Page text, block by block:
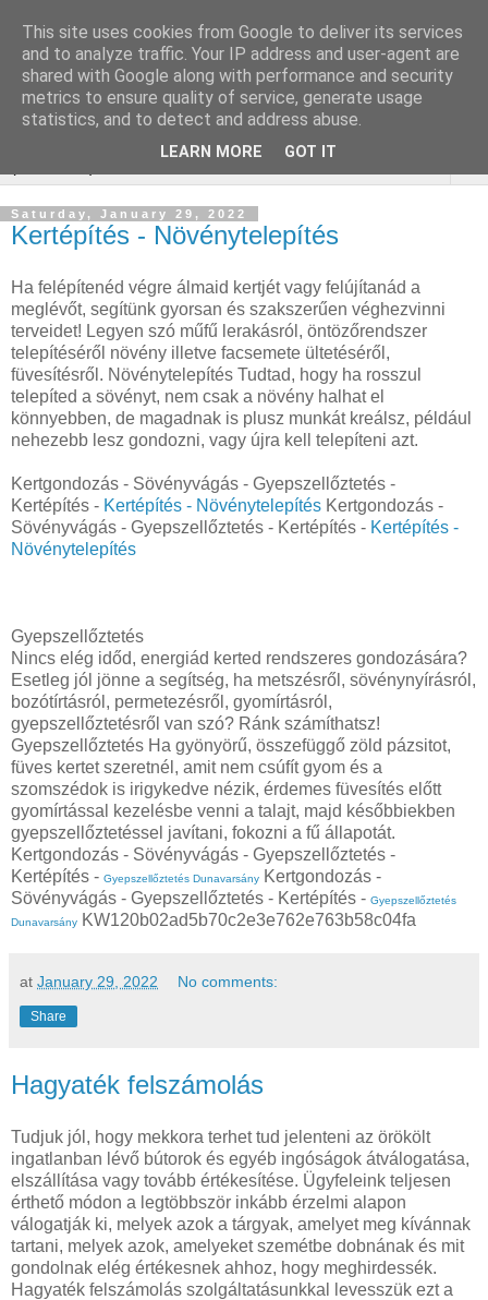
Online Marketing
gurtnicsere
Saturday, January 29, 2022
Kertépítés - Növénytelepítés
Ha felépítenéd végre álmaid kertjét vagy felújítanád a
meglévőt, segítünk gyorsan és szakszerűen véghezvinni
terveidet! Legyen szó műfű lerakásról, öntözőrendszer
telepítéséről növény illetve facsemete ültetéséről,
füvesítésről. Növénytelepítés Tudtad, hogy ha rosszul
telepíted a sövényt, nem csak a növény halhat el
könnyebben, de magadnak is plusz munkát kreálsz, például
nehezebb lesz gondozni, vagy újra kell telepíteni azt.
Kertgondozás - Sövényvágás - Gyepszellőztetés -
Kertépítés - Kertépítés - Növénytelepítés Kertgondozás -
Sövényvágás - Gyepszellőztetés - Kertépítés - Kertépítés -
Növénytelepítés
Gyepszellőztetés
Nincs elég időd, energiád kerted rendszeres gondozására?
Esetleg jól jönne a segítség, ha metszésről, sövénynyírásról,
bozótírtásról, permetezésről, gyomírtásról,
gyepszellőztetésről van szó? Ránk számíthatsz!
Gyepszellőztetés Ha gyönyörű, összefüggő zöld pázsitot,
füves kertet szeretnél, amit nem csúfít gyom és a
szomszédok is irigykedve nézik, érdemes füvesítés előtt
gyomírtással kezelésbe venni a talajt, majd későbbiekben
gyepszellőztetéssel javítani, fokozni a fű állapotát.
Kertgondozás - Sövényvágás - Gyepszellőztetés -
Kertépítés - Gyepszellőztetés Dunavarsány Kertgondozás -
Sövényvágás - Gyepszellőztetés - Kertépítés - Gyepszellőztetés
Dunavarsány KW120b02ad5b70c2e3e762e763b58c04fa
at January 29, 2022 No comments:
Share
Hagyaték felszámolás
Tudjuk jól, hogy mekkora terhet tud jelenteni az örökölt
ingatlanban lévő bútorok és egyéb ingóságok átválogatása,
elszállítása vagy tovább értékesítése. Ügyfeleink teljesen
érthető módon a legtöbbször inkább érzelmi alapon
válogatják ki, melyek azok a tárgyak, amelyet meg kívánnak
tartani, melyek azok, amelyeket szemétbe dobnának és mit
gondolnak elég értékesnek ahhoz, hogy meghirdessék.
Hagyaték felszámolás szolgáltatásunkkal levesszük ezt a
This site uses cookies from Google to deliver its services
and to analyze traffic. Your IP address and user-agent are
shared with Google along with performance and security
metrics to ensure quality of service, generate usage
statistics, and to detect and address abuse.
LEARN MORE GOT IT